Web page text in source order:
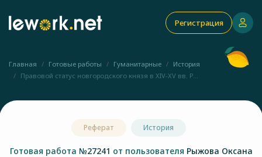
Регистрация
Главная Готовые работы Гуманитарные
История
Правовой статус новгородского князя в XIV-XV вв. Р...
Реферат История
Готовая работа №27241 от пользователя Рыжова Оксана